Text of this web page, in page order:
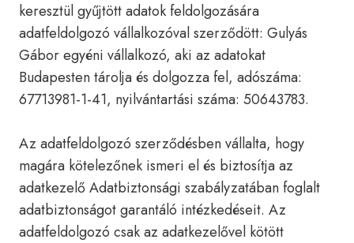
keresztül gyűjtött adatok feldolgozására
adatfeldolgozó vállalkozóval szerződött: Gulyás
Gábor egyéni vállalkozó, aki az adatokat
Budapesten tárolja és dolgozza fel, adószáma:
67713981-1-41, nyilvántartási száma: 50643783.
Az adatfeldolgozó szerződésben vállalta, hogy
magára kötelezőnek ismeri el és biztosítja az
adatkezelő Adatbiztonsági szabályzatában foglalt
adatbiztonságot garantáló intézkedéseit. Az
adatfeldolgozó csak az adatkezelővel kötött